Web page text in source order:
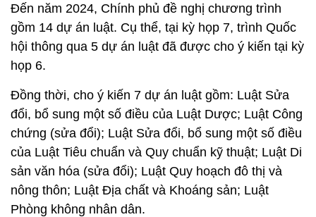
Đến năm 2024, Chính phủ đề nghị chương trình
gồm 14 dự án luật. Cụ thể, tại kỳ họp 7, trình Quốc
hội thông qua 5 dự án luật đã được cho ý kiến tại kỳ
họp 6.
Đồng thời, cho ý kiến 7 dự án luật gồm: Luật Sửa
đổi, bổ sung một số điều của Luật Dược; Luật Công
chứng (sửa đổi); Luật Sửa đổi, bổ sung một số điều
của Luật Tiêu chuẩn và Quy chuẩn kỹ thuật; Luật Di
sản văn hóa (sửa đổi); Luật Quy hoạch đô thị và
nông thôn; Luật Địa chất và Khoáng sản; Luật
Phòng không nhân dân.